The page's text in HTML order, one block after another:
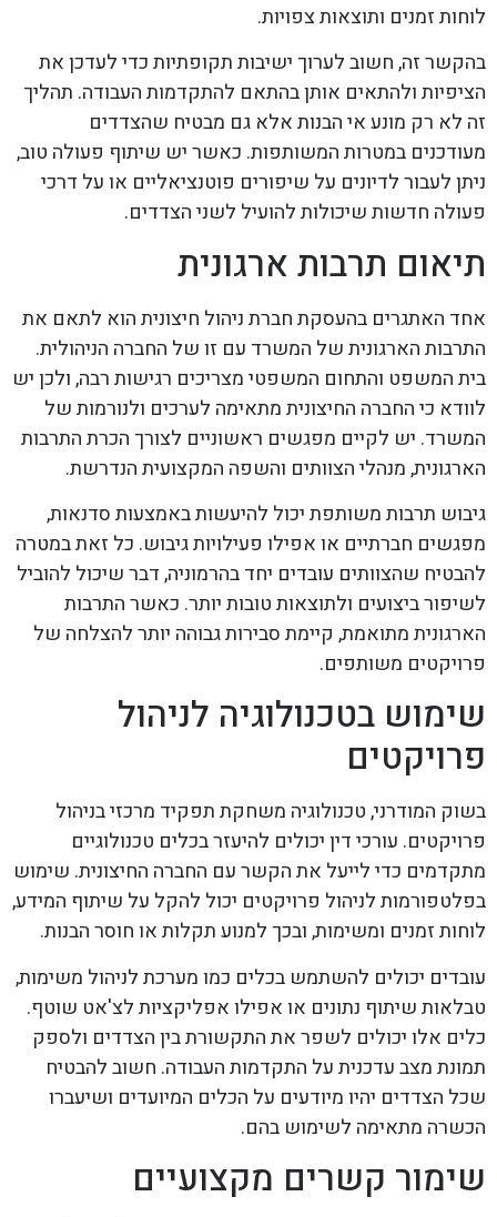
לוחות זמנים ותוצאות צפויות.
בהקשר זה, חשוב לערוך ישיבות תקופתיות כדי לעדכן את
הציפיות ולהתאים אותן בהתאם להתקדמות העבודה. תהליך
זה לא רק מונע אי הבנות אלא גם מבטיח שהצדדים
מעודכנים במטרות המשותפות. כאשר יש שיתוף פעולה טוב,
ניתן לעבור לדיונים על שיפורים פוטנציאליים או על דרכי
פעולה חדשות שיכולות להועיל לשני הצדדים.
תיאום תרבות ארגונית
אחד האתגרים בהעסקת חברת ניהול חיצונית הוא לתאם את
התרבות הארגונית של המשרד עם זו של החברה הניהולית.
בית המשפט והתחום המשפטי מצריכים רגישות רבה, ולכן יש
לוודא כי החברה החיצונית מתאימה לערכים ולנורמות של
המשרד. יש לקיים מפגשים ראשוניים לצורך הכרת התרבות
הארגונית, מנהלי הצוותים והשפה המקצועית הנדרשת.
גיבוש תרבות משותפת יכול להיעשות באמצעות סדנאות,
מפגשים חברתיים או אפילו פעילויות גיבוש. כל זאת במטרה
להבטיח שהצוותים עובדים יחד בהרמוניה, דבר שיכול להוביל
לשיפור ביצועים ולתוצאות טובות יותר. כאשר התרבות
הארגונית מתואמת, קיימת סבירות גבוהה יותר להצלחה של
פרויקטים משותפים.
שימוש בטכנולוגיה לניהול
פרויקטים
בשוק המודרני, טכנולוגיה משחקת תפקיד מרכזי בניהול
פרויקטים. עורכי דין יכולים להיעזר בכלים טכנולוגיים
מתקדמים כדי לייעל את הקשר עם החברה החיצונית. שימוש
בפלטפורמות לניהול פרויקטים יכול להקל על שיתוף המידע,
לוחות זמנים ומשימות, ובכך למנוע תקלות או חוסר הבנות.
עובדים יכולים להשתמש בכלים כמו מערכת לניהול משימות,
טבלאות שיתוף נתונים או אפילו אפליקציות לצ'אט שוטף.
כלים אלו יכולים לשפר את התקשורת בין הצדדים ולספק
תמונת מצב עדכנית על התקדמות העבודה. חשוב להבטיח
שכל הצדדים יהיו מיודעים על הכלים המיועדים ושיעברו
הכשרה מתאימה לשימוש בהם.
שימור קשרים מקצועיים